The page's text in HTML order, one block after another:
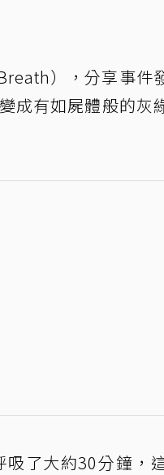
），分享事件
成有如屍體般的灰
了大約30分鐘，